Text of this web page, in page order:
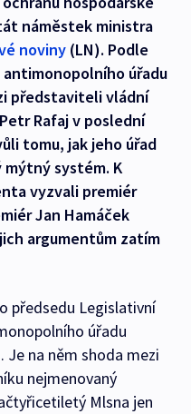
náměstek ministra
noviny (LN). Podle
antimonopolního úřadu
představiteli vládní
Rafaj v poslední
tomu, jak jeho úřad
systém. K
vyzvali premiér
Jan Hamáček
argumentům zatím
předsedu Legislativní
úřadu
Je na něm shoda mezi
nejmenovaný
Mlsna jen